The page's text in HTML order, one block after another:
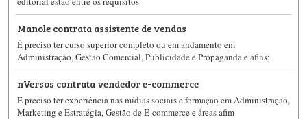
Manole contrata assistente de vendas
É preciso ter curso superior completo ou em andamento em
Administração, Gestão Comercial, Publicidade e Propaganda e afins;
nVersos contrata vendedor e-commerce
É preciso ter experiência nas mídias sociais e formação em Administração,
Marketing e Estratégia, Gestão de E-commerce e áreas afim